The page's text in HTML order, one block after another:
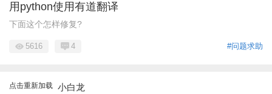
用python使用有道翻译
下面这个怎样修复?
#问题求助
5616 4
点击重新加载 小白龙